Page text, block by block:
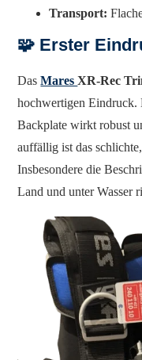
Transport:
🧩 Erster
DasMaresXR-Rec
hochwertigen Eindruck.
Backplate wirkt robust
auffällig ist das
Insbesondere die
Land und unter Wasser